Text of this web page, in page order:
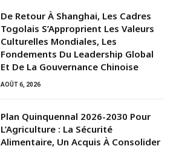
De Retour À Shanghai, Les Cadres
Togolais S’Approprient Les Valeurs
Culturelles Mondiales, Les
Fondements Du Leadership Global
Et De La Gouvernance Chinoise
AOÛT 6, 2026
Plan Quinquennal 2026-2030 Pour
L’Agriculture : La Sécurité
Alimentaire, Un Acquis À Consolider